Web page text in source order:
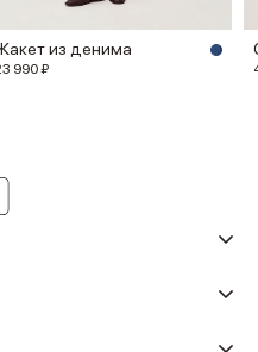
из денима
990 ₽